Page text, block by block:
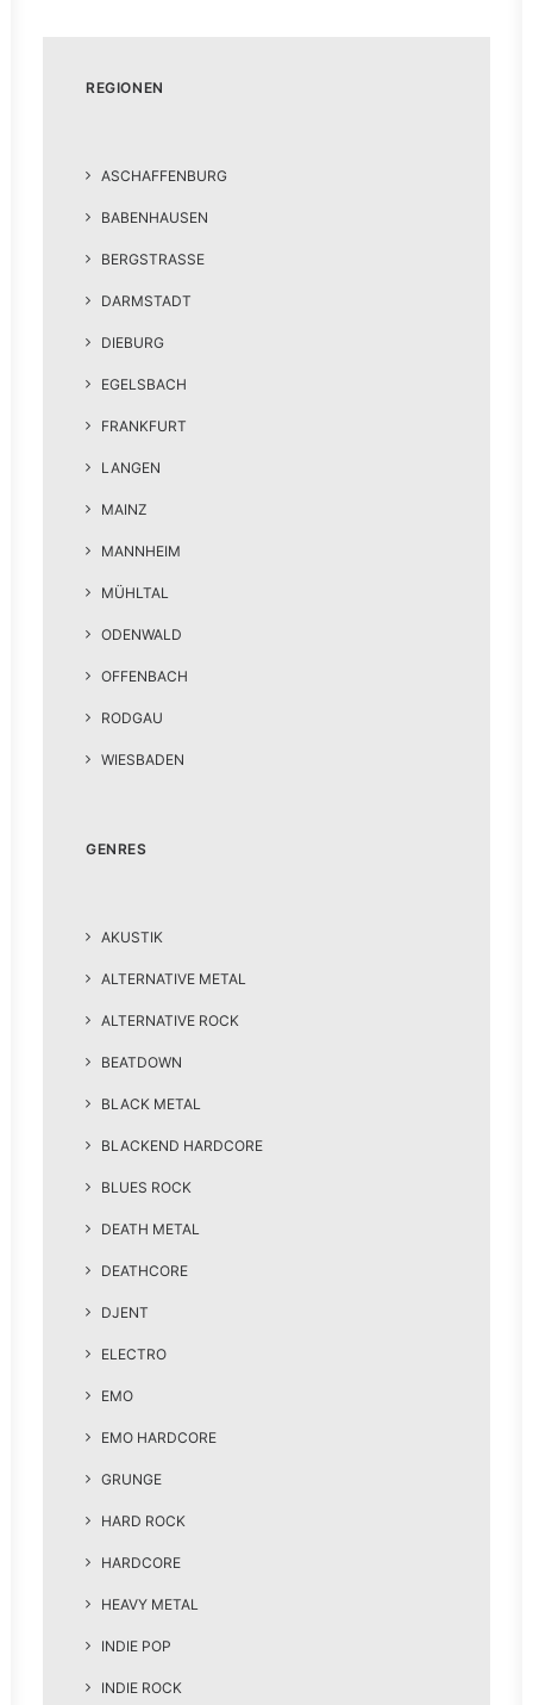
REGIONEN
ASCHAFFENBURG
BABENHAUSEN
BERGSTRASSE
DARMSTADT
DIEBURG
EGELSBACH
FRANKFURT
LANGEN
MAINZ
MANNHEIM
MÜHLTAL
ODENWALD
OFFENBACH
RODGAU
WIESBADEN
GENRES
AKUSTIK
ALTERNATIVE METAL
ALTERNATIVE ROCK
BEATDOWN
BLACK METAL
BLACKEND HARDCORE
BLUES ROCK
DEATH METAL
DEATHCORE
DJENT
ELECTRO
EMO
EMO HARDCORE
GRUNGE
HARD ROCK
HARDCORE
HEAVY METAL
INDIE POP
INDIE ROCK